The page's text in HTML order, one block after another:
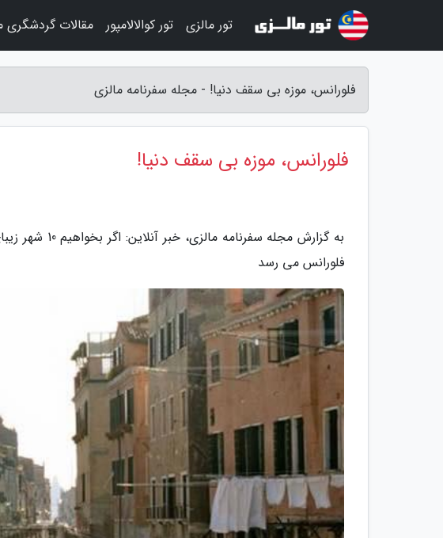
فلورانس، موزه بی سقف دنیا! - مجله سفرنامه مالزی
فلورانس، موزه بی سقف دنیا!
به گزارش
فلورانس می رسد
تور مالزی تور کوالالامپور مقالات گردشگری